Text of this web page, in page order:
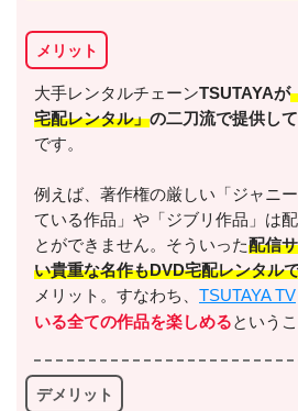
＼＼31日間無料!!お試し解
今すぐ無料でU-NEXT
メリット
大手レンタルチェーンTSUTAYAが
宅配レンタル」の二刀流で提供し
です。
例えば、著作権の厳しい「ジャニ
ている作品」や「ジブリ作品」は
とができません。そういった配信
い貴重な名作もDVD宅配レンタル
メリット。すなわち、 TSUTAYA TV
いる全ての作品を楽しめるという
デメリット